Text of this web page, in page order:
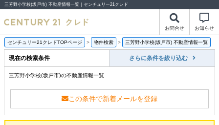
三芳野小学校(坂戸市) 不動産情報一覧｜センチュリー21クレド
お問合せ お知らせ
センチュリー21クレドTOPページ > 物件検索 > 三芳野小学校(坂戸市) 不動産情報一覧
現在の検索条件 さらに条件を絞り込む
三芳野小学校(坂戸市)の不動産情報一覧
この条件で新着メールを登録